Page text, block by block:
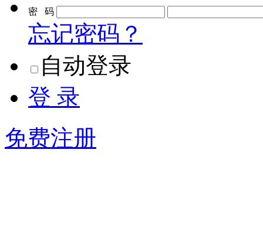
密 码
忘记密码？
自动登录
登 录
免费注册